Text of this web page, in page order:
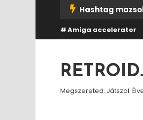
Content
Hashtag
Amiga accelerator
Megszereted. Játszol.